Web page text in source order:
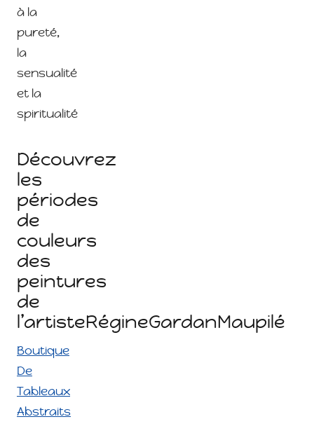
à la
pureté,
la
sensualité
et la
spiritualité
Découvrez
les
périodes
de
couleurs
des
peintures
de
l’artisteRégineGardanMaupilé
Boutique
De
Tableaux
Abstraits